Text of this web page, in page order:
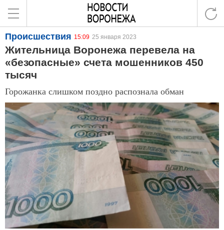
Происшествия 15:09 25 января 2023
Жительница Воронежа перевела на
«безопасные» счета мошенников 450
тысяч
Горожанка слишком поздно распознала обман